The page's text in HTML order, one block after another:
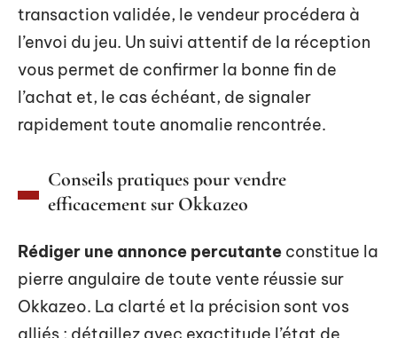
transaction validée, le vendeur procédera à
l’envoi du jeu. Un suivi attentif de la réception
vous permet de confirmer la bonne fin de
l’achat et, le cas échéant, de signaler
rapidement toute anomalie rencontrée.
Conseils pratiques pour vendre
efficacement sur Okkazeo
Rédiger une annonce percutante constitue la
pierre angulaire de toute vente réussie sur
Okkazeo. La clarté et la précision sont vos